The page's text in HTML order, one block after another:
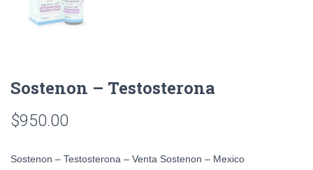
Sostenon – Testosterona
$950.00
Sostenon – Testosterona – Venta Sostenon – Mexico